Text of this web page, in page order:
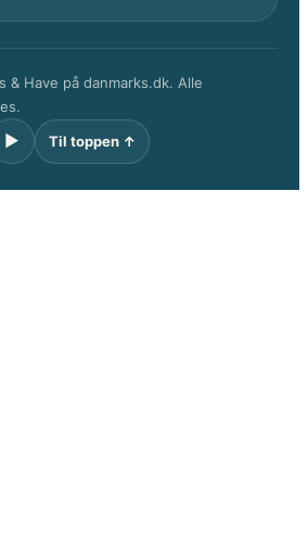
& Have på danmarks.dk. Alle
▶ Til toppen ↑